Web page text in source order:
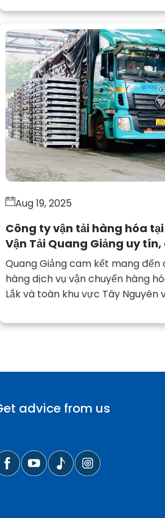
tải hàng hóa tại Gia Lai đi các
Aug 19, 2025
Công ty vận tải hàng hóa tại
Vận Tải Quang Giảng uy
nghiệp
Quang Giảng cam kết mang đến
hàng dịch vụ vận chuyển hàng
Lắk và toàn khu vực Tây Nguyên
advice from us